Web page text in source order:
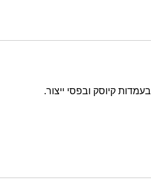
קיוסק ובפסי ייצור.